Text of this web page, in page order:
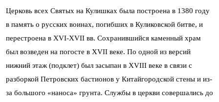
Церковь всех Святых на Кулишках была построена в 1380 году
в память о русских воинах, погибших в Куликовской битве, и
перестроена в XVI-XVII вв. Сохранившийся каменный храм
был возведен на погосте в XVII веке. По одной из версий
нижний этаж (подклет) был засыпан в XVIII веке в связи с
разборкой Петровских бастионов у Китайгородской стены и из-
за большого «наноса» грунта. Службы в церкви совершались до